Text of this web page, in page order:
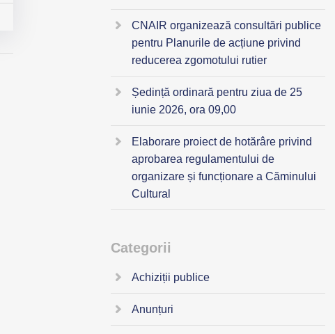
CNAIR organizează consultări publice
pentru Planurile de acțiune privind
reducerea zgomotului rutier
Ședință ordinară pentru ziua de 25
iunie 2026, ora 09,00
Elaborare proiect de hotărâre privind
aprobarea regulamentului de
organizare și funcționare a Căminului
Cultural
Categorii
Achiziții publice
Anunțuri